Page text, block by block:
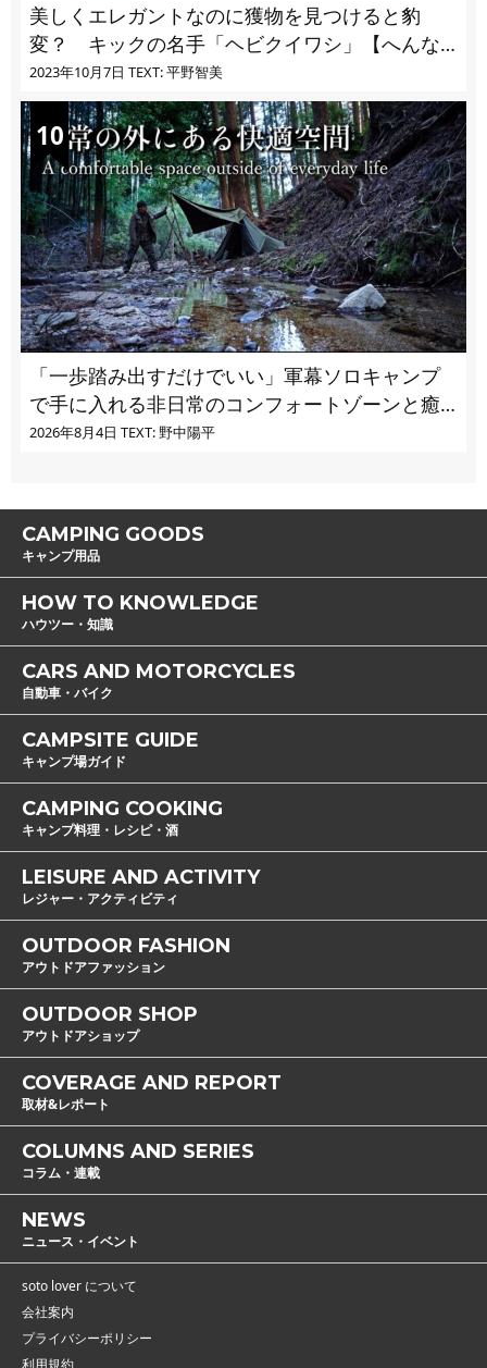
美しくエレガントなのに獲物を見つけると豹
変？ キックの名手「ヘビクイワシ」【へんな
いきもの・鳥編 vol.03】
2023年10月7日 TEXT: 平野智美
「一歩踏み出すだけでいい」軍幕ソロキャンプ
で手に入れる非日常のコンフォートゾーンと癒
し
2026年8月4日 TEXT: 野中陽平
CAMPING GOODS
キャンプ用品
HOW TO KNOWLEDGE
ハウツー・知識
CARS AND MOTORCYCLES
自動車・バイク
CAMPSITE GUIDE
キャンプ場ガイド
CAMPING COOKING
キャンプ料理・レシピ・酒
LEISURE AND ACTIVITY
レジャー・アクティビティ
OUTDOOR FASHION
アウトドアファッション
OUTDOOR SHOP
アウトドアショップ
COVERAGE AND REPORT
取材&レポート
COLUMNS AND SERIES
コラム・連載
NEWS
ニュース・イベント
soto lover について
会社案内
プライバシーポリシー
利用規約